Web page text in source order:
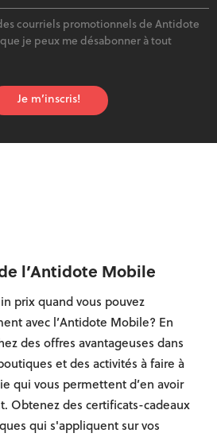
courriels promotionnels de Antidote
je peux me désabonner à tout
Je m’inscris!
l’Antidote Mobile
prix quand vous pouvez
avec l’Antidote Mobile? En
des offres avantageuses dans
et des activités à faire à
qui vous permettent d’en avoir
Obtenez des certificats-cadeaux
qui s'appliquent sur vos